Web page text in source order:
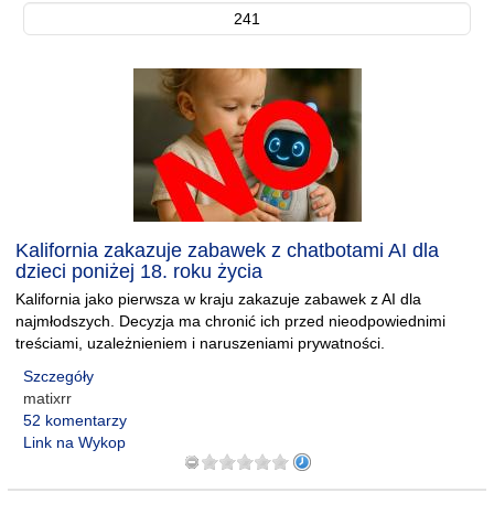
241
Kalifornia zakazuje zabawek z chatbotami AI dla
dzieci poniżej 18. roku życia
Kalifornia jako pierwsza w kraju zakazuje zabawek z AI dla
najmłodszych. Decyzja ma chronić ich przed nieodpowiednimi
treściami, uzależnieniem i naruszeniami prywatności.
Szczegóły
matixrr
52 komentarzy
Link na Wykop